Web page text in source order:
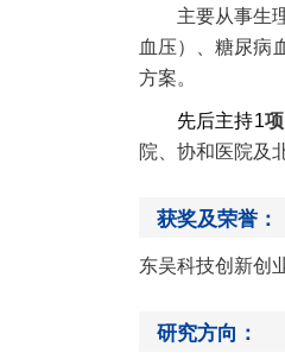
主要从事生
血压）
、糖尿病
方案。
先后主持1
院、协和医院及
获奖及荣誉：
东吴科技创新创
研究方向：